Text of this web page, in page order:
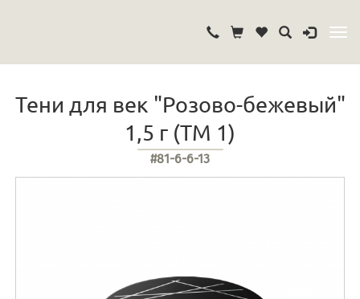
Тени для век "Розово-бежевый"
1,5 г (ТМ 1)
#81-6-6-13